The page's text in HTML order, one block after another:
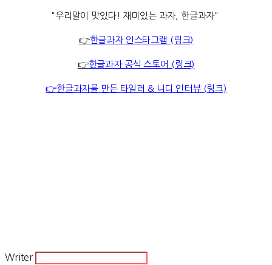
"우리말이 맛있다! 재미있는 과자, 한글과자"
👉한글과자 인스타그램 (링크)
👉한글과자 공식 스토어 (링크)
👉한글과자를 만든 타일러 & 니디 인터뷰 (링크)
Writer